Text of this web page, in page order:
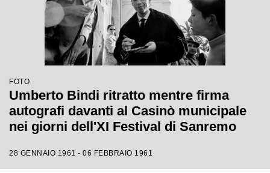
FOTO
Umberto Bindi ritratto mentre firma
autografi davanti al Casinò municipale
nei giorni dell'XI Festival di Sanremo
28 GENNAIO 1961 - 06 FEBBRAIO 1961